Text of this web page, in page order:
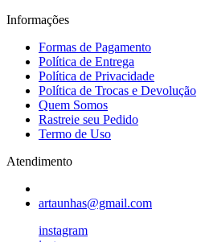
Informações
Formas de Pagamento
Política de Entrega
Política de Privacidade
Política de Trocas e Devolução
Quem Somos
Rastreie seu Pedido
Termo de Uso
Atendimento
artaunhas@gmail.com
instagram